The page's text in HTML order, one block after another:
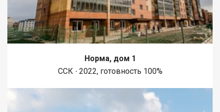
Норма, дом 1
ССК ∙ 2022, готовность 100%